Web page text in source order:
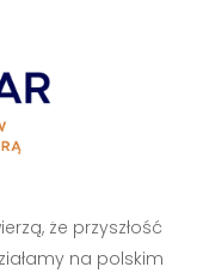
że przyszłość
na polskim